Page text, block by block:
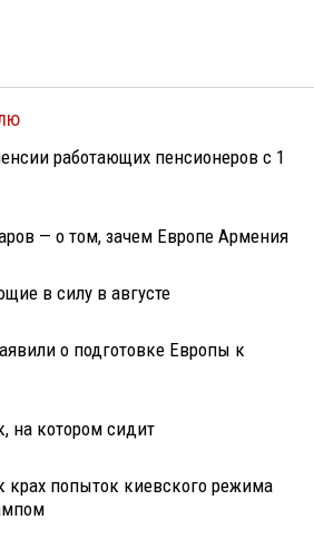
работающих пенсионеров с 1
— о том, зачем Европе Армения
в силу в августе
о подготовке Европы к
на котором сидит
крах попыток киевского режима